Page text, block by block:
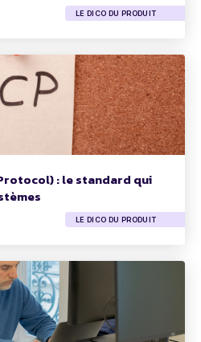
LE DICO DU PRODUIT
: le standard qui
LE DICO DU PRODUIT